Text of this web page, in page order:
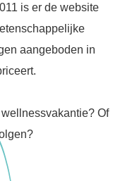
is er de website
aangeboden in
Of